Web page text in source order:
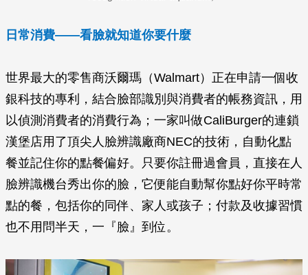
日常消費——看臉就知道你要什麼
世界最大的零售商沃爾瑪（Walmart）正在申請一個收
銀科技的專利，結合臉部識別與消費者的帳務資訊，用
以偵測消費者的消費行為；一家叫做CaliBurger的連鎖
漢堡店用了頂尖人臉辨識廠商NEC的技術，自動化點
餐並記住你的點餐偏好。只要你註冊過會員，直接在人
臉辨識機台秀出你的臉，它便能自動幫你點好你平時常
點的餐，包括你的同伴、家人或孩子；付款及收據習慣
也不用問半天，一『臉』到位。